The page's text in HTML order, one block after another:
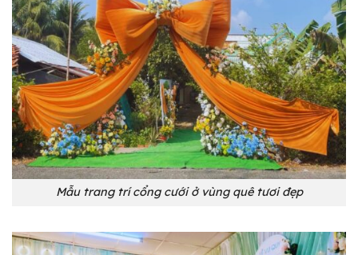
Mẫu trang trí cổng cưới ở vùng quê tươi đẹp